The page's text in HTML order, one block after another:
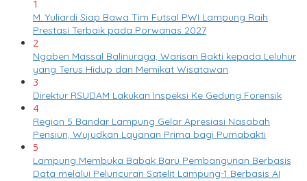
1
M. Yuliardi Siap Bawa Tim Futsal PWI Lampung Raih
Prestasi Terbaik pada Porwanas 2027
2
Ngaben Massal Balinuraga, Warisan Bakti kepada Leluhur
yang Terus Hidup dan Memikat Wisatawan
3
Direktur RSUDAM Lakukan Inspeksi Ke Gedung Forensik
4
Region 5 Bandar Lampung Gelar Apresiasi Nasabah
Pensiun, Wujudkan Layanan Prima bagi Purnabakti
5
Lampung Membuka Babak Baru Pembangunan Berbasis
Data melalui Peluncuran Satelit Lampung-1 Berbasis AI